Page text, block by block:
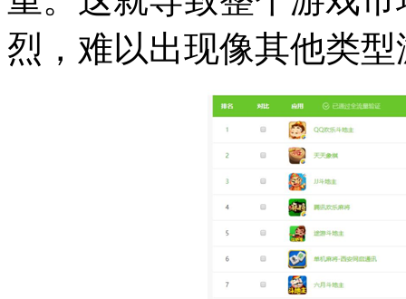
烈，难以出现像其他类